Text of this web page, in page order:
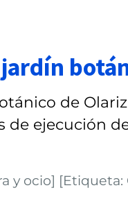
de
de ejecución
y ocio] [Etiqueta: